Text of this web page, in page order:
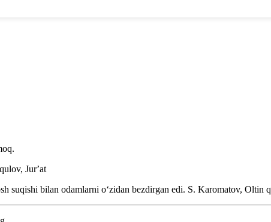
Jurʼat
suqishi bilan odamlarni oʻzidan bezdirgan edi. S. Karomatov, Oltin